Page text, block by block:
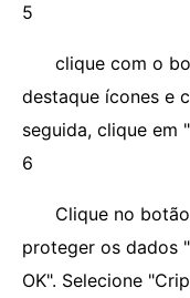
5
clique com o
destaque ícones e
seguida, clique em
6
Clique no
proteger os dados
OK". Selecione